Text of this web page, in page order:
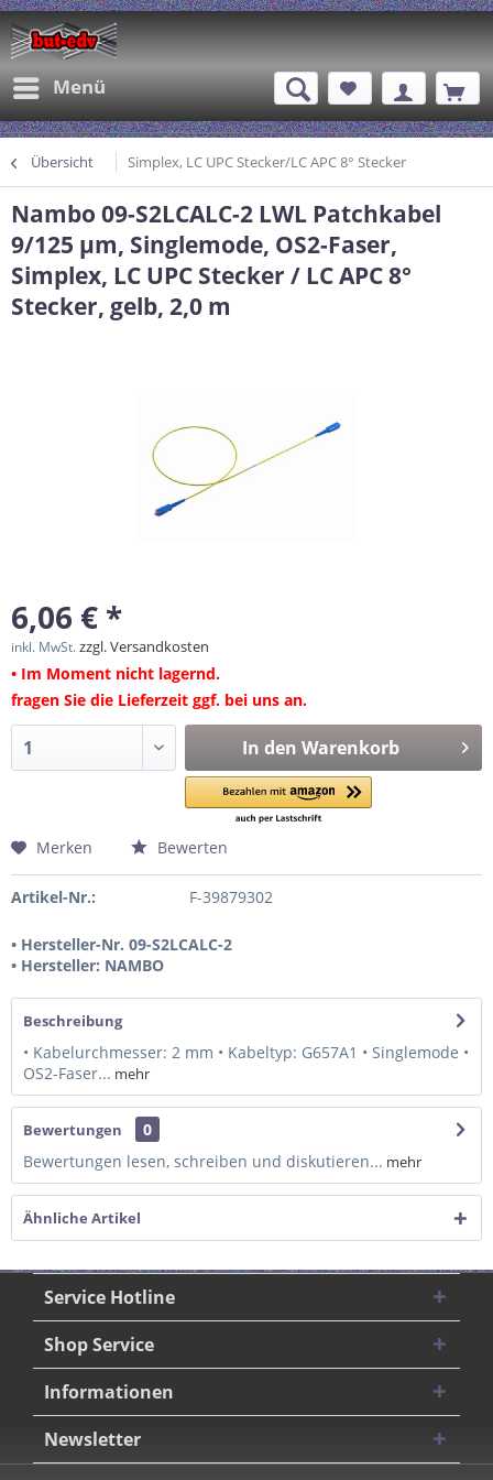
Menü
Übersicht Simplex, LC UPC Stecker/LC APC 8° Stecker
Nambo 09-S2LCALC-2 LWL Patchkabel
9/125 µm, Singlemode, OS2-Faser,
Simplex, LC UPC Stecker / LC APC 8°
Stecker, gelb, 2,0 m
6,06 € *
inkl. MwSt.zzgl. Versandkosten
• Im Moment nicht lagernd.
fragen Sie die Lieferzeit ggf. bei uns an.
In den Warenkorb
Merken Bewerten
Artikel-Nr.: F-39879302
• Hersteller-Nr. 09-S2LCALC-2
• Hersteller: NAMBO
Beschreibung
• Kabelurchmesser: 2 mm • Kabeltyp: G657A1 • Singlemode •
OS2-Faser... mehr
Bewertungen
0
Bewertungen lesen, schreiben und diskutieren... mehr
Ähnliche Artikel
Service Hotline
Shop Service
Informationen
Newsletter